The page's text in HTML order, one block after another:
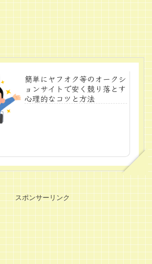
簡単にヤフオク等のオークシ
ョンサイトで安く競り落とす
心理的なコツと方法
スポンサーリンク